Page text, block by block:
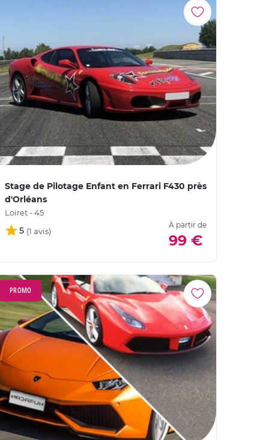
Stage de Pilotage Enfant en Ferrari F430 près
d'Orléans
Loiret - 45
5
À partir de
99 €
PROMO